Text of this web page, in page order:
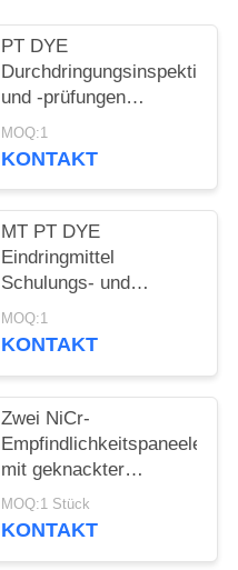
PT DYE
und -prüfungen
Standardprüfproben-
Block-Kit
MOQ:1
KONTAKT
MT PT DYE
Eindringmittel
Schulungs- und
Prüfstandard-Testkit
MOQ:1
KONTAKT
Zwei NiCr-
Empfindlichkeitspaneele
mit geknackter
TypeIASTM E1417
AMS 2647D ISO 3452
MOQ:1 Stück
KONTAKT